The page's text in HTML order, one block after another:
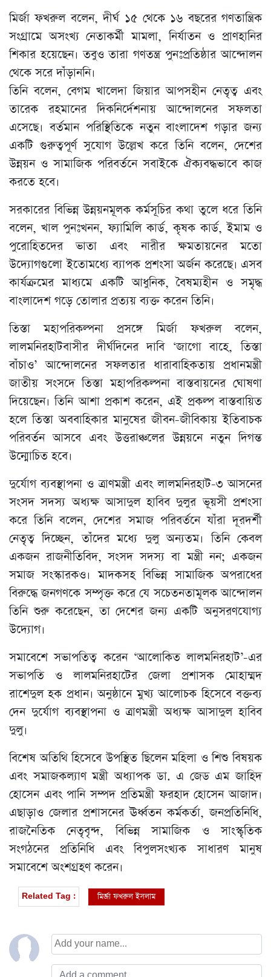
মির্জা ফখরুল বলেন, দীর্ঘ ১৫ থেকে ১৬ বছরের গণতান্ত্রিক
সংগ্রামে অসংখ্য নেতাকর্মী মামলা, নির্যাতন ও প্রাণহানির
শিকার হয়েছেন। তবুও তারা গণতন্ত্র পুনঃপ্রতিষ্ঠার আন্দোলন
থেকে সরে দাঁড়াননি।
তিনি বলেন, বেগম খালেদা জিয়ার আপসহীন নেতৃত্ব এবং
তারেক রহমানের দিকনির্দেশনায় আন্দোলনের সফলতা
এসেছে। বর্তমান পরিস্থিতিকে নতুন বাংলাদেশ গড়ার জন্য
একটি গুরুত্বপূর্ণ সুযোগ উল্লেখ করে তিনি বলেন, দেশের
উন্নয়ন ও সামাজিক পরিবর্তনে সবাইকে ঐক্যবদ্ধভাবে কাজ
করতে হবে।
সরকারের বিভিন্ন উন্নয়নমূলক কর্মসূচির কথা তুলে ধরে তিনি
বলেন, খাল পুনঃখনন, ফ্যামিলি কার্ড, কৃষক কার্ড, ইমাম ও
পুরোহিতদের ভাতা এবং নারীর ক্ষমতায়নের মতো
উদ্যোগগুলো ইতোমধ্যে ব্যাপক প্রশংসা অর্জন করেছে। এসব
কার্যক্রমের মাধ্যমে একটি আধুনিক, বৈষম্যহীন ও সমৃদ্ধ
বাংলাদেশ গড়ে তোলার প্রত্যয় ব্যক্ত করেন তিনি।
তিস্তা মহাপরিকল্পনা প্রসঙ্গে মির্জা ফখরুল বলেন,
লালমনিরহাটবাসীর দীর্ঘদিনের দাবি ‘জাগো বাহে, তিস্তা
বাঁচাও’ আন্দোলনের সফলতার ধারাবাহিকতায় প্রধানমন্ত্রী
জাতীয় সংসদে তিস্তা মহাপরিকল্পনা বাস্তবায়নের ঘোষণা
দিয়েছেন। তিনি আশা প্রকাশ করেন, এই প্রকল্প বাস্তবায়িত
হলে তিস্তা অববাহিকার মানুষের জীবন-জীবিকায় ইতিবাচক
পরিবর্তন আসবে এবং উত্তরাঞ্চলের উন্নয়নে নতুন দিগন্ত
উন্মোচিত হবে।
দুর্যোগ ব্যবস্থাপনা ও ত্রাণমন্ত্রী এবং লালমনিরহাট-৩ আসনের
সংসদ সদস্য অধ্যক্ষ আসাদুল হাবিব দুলুর ভূয়সী প্রশংসা
করে তিনি বলেন, দেশের সমাজ পরিবর্তনে যাঁরা দূরদর্শী
নেতৃত্ব দিচ্ছেন, তাঁদের মধ্যে দুলু অন্যতম। তিনি কেবল
একজন রাজনীতিবিদ, সংসদ সদস্য বা মন্ত্রী নন; একজন
সমাজ সংস্কারকও। মাদকসহ বিভিন্ন সামাজিক অপরাধের
বিরুদ্ধে জনগণকে সম্পৃক্ত করে যে সচেতনতামূলক আন্দোলন
তিনি শুরু করেছেন, তা দেশের জন্য একটি অনুসরণযোগ্য
উদ্যোগ।
সমাবেশে সভাপতিত্ব করেন ‘আলোকিত লালমনিরহাট’-এর
সভাপতি ও লালমনিরহাটের জেলা প্রশাসক মোহাম্মদ
রাশেদুল হক প্রধান। অনুষ্ঠানে মুখ্য আলোচক হিসেবে বক্তব্য
দেন দুর্যোগ ব্যবস্থাপনা ও ত্রাণমন্ত্রী অধ্যক্ষ আসাদুল হাবিব
দুলু।
বিশেষ অতিথি হিসেবে উপস্থিত ছিলেন মহিলা ও শিশু বিষয়ক
এবং সমাজকল্যাণ মন্ত্রী অধ্যাপক ডা. এ জেড এম জাহিদ
হোসেন এবং পানি সম্পদ প্রতিমন্ত্রী ফরহাদ হোসেন আজাদ।
এছাড়াও জেলার প্রশাসনের ঊর্ধ্বতন কর্মকর্তা, জনপ্রতিনিধি,
রাজনৈতিক নেতৃবৃন্দ, বিভিন্ন সামাজিক ও সাংস্কৃতিক
সংগঠনের প্রতিনিধি এবং বিপুলসংখ্যক সাধারণ মানুষ
সমাবেশে অংশগ্রহণ করেন।
Related Tag : মির্জা ফখরুল ইসলাম